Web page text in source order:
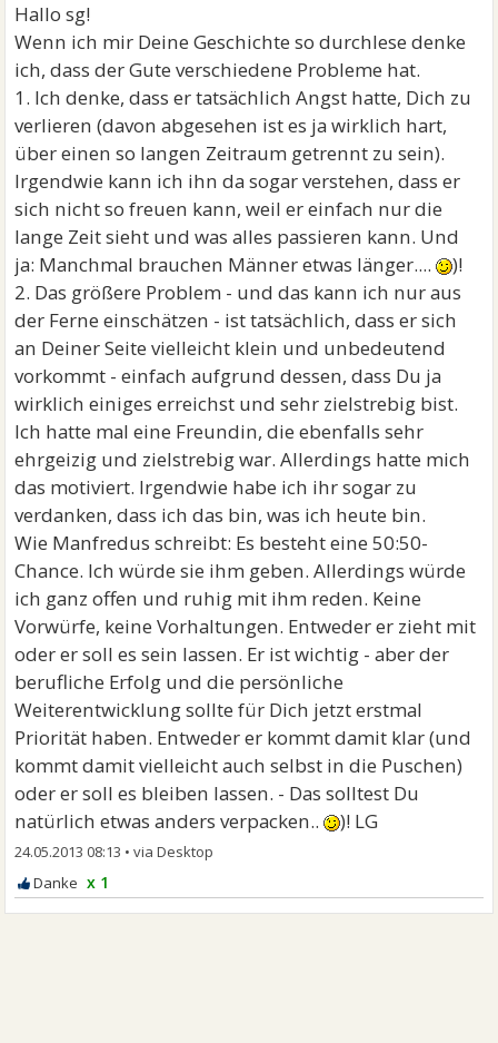
Hallo sg!
Wenn ich mir Deine Geschichte so durchlese denke
ich, dass der Gute verschiedene Probleme hat.
1. Ich denke, dass er tatsächlich Angst hatte, Dich zu
verlieren (davon abgesehen ist es ja wirklich hart,
über einen so langen Zeitraum getrennt zu sein).
Irgendwie kann ich ihn da sogar verstehen, dass er
sich nicht so freuen kann, weil er einfach nur die
lange Zeit sieht und was alles passieren kann. Und
ja: Manchmal brauchen Männer etwas länger....
)!
2. Das größere Problem - und das kann ich nur aus
der Ferne einschätzen - ist tatsächlich, dass er sich
an Deiner Seite vielleicht klein und unbedeutend
vorkommt - einfach aufgrund dessen, dass Du ja
wirklich einiges erreichst und sehr zielstrebig bist.
Ich hatte mal eine Freundin, die ebenfalls sehr
ehrgeizig und zielstrebig war. Allerdings hatte mich
das motiviert. Irgendwie habe ich ihr sogar zu
verdanken, dass ich das bin, was ich heute bin.
Wie Manfredus schreibt: Es besteht eine 50:50-
Chance. Ich würde sie ihm geben. Allerdings würde
ich ganz offen und ruhig mit ihm reden. Keine
Vorwürfe, keine Vorhaltungen. Entweder er zieht mit
oder er soll es sein lassen. Er ist wichtig - aber der
berufliche Erfolg und die persönliche
Weiterentwicklung sollte für Dich jetzt erstmal
Priorität haben. Entweder er kommt damit klar (und
kommt damit vielleicht auch selbst in die Puschen)
oder er soll es bleiben lassen. - Das solltest Du
natürlich etwas anders verpacken..
)! LG
24.05.2013 08:13 •
x 1